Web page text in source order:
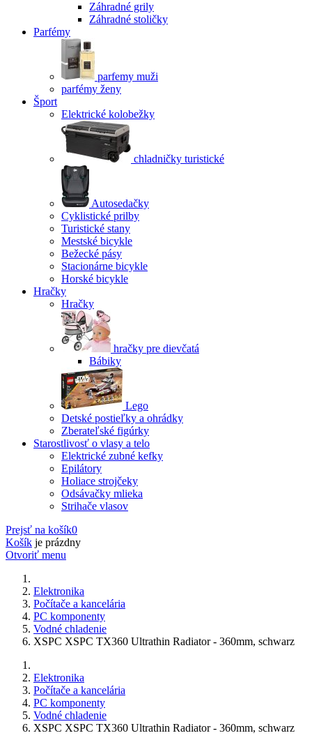
Záhradné grily
Záhradné stoličky
Parfémy
parfemy muži
parfémy ženy
Šport
Elektrické kolobežky
chladničky turistické
Autosedačky
Cyklistické prilby
Turistické stany
Mestské bicykle
Bežecké pásy
Stacionárne bicykle
Horské bicykle
Hračky
Hračky
hračky pre dievčatá
Bábiky
Lego
Detské postieľky a ohrádky
Zberateľské figúrky
Starostlivosť o vlasy a telo
Elektrické zubné kefky
Epilátory
Holiace strojčeky
Odsávačky mlieka
Strihače vlasov
Prejsť na košík0
Košík je prázdny
Otvoriť menu
Elektronika
Počítače a kancelária
PC komponenty
Vodné chladenie
XSPC XSPC TX360 Ultrathin Radiator - 360mm, schwarz
Elektronika
Počítače a kancelária
PC komponenty
Vodné chladenie
XSPC XSPC TX360 Ultrathin Radiator - 360mm, schwarz